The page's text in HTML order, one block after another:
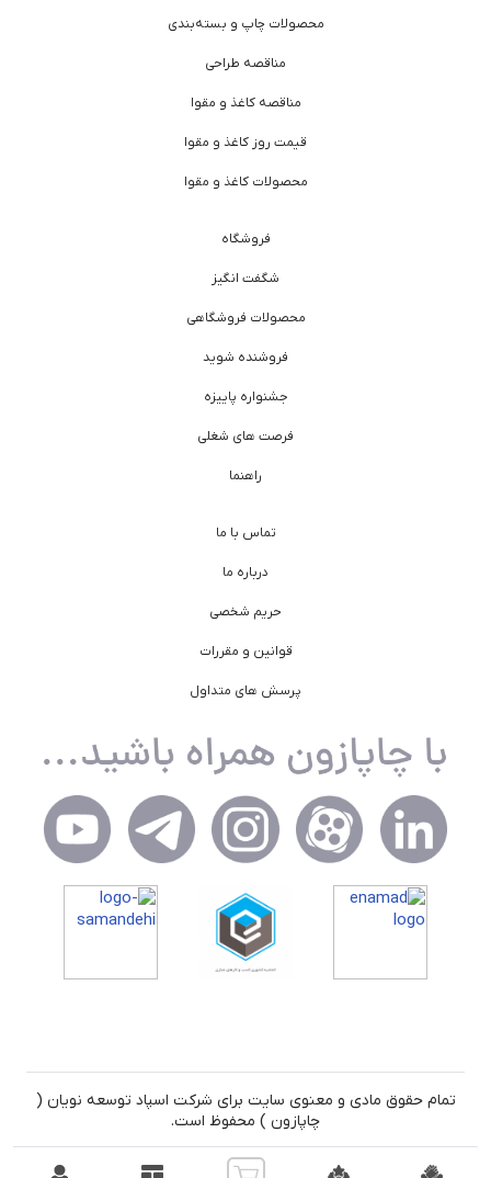
محصولات چاپ و بسته‌بندی
مناقصه طراحی
مناقصه کاغذ و مقوا
قیمت روز کاغذ و مقوا
محصولات کاغذ و مقوا
فروشگاه
شگفت انگیز
محصولات فروشگاهی
فروشنده شوید
جشنواره پاییزه
فرصت های شغلی
راهنما
تماس با ما
درباره ما
حریم شخصی
قوانین و مقررات
پرسش های متداول
تمام حقوق مادی و معنوی سایت برای شرکت اسپاد توسعه نویان (
چاپازون ) محفوظ است.